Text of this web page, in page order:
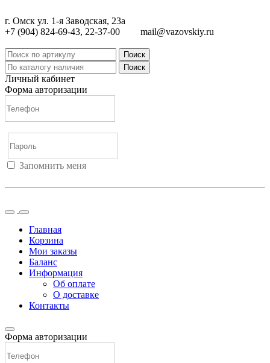
г. Омск ул. 1-я Заводская, 23а
+7 (904) 824-69-43, 22-37-00
mail@vazovskiy.ru
Поиск
Поиск
Личный кабинет
Форма авторизации
Запомнить меня
Главная
Корзина
Мои заказы
Баланс
Информация
Об оплате
О доставке
Контакты
Форма авторизации